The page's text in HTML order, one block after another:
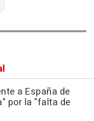
a España de
por la "falta de